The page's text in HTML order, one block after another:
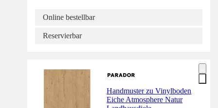
Online bestellbar
Reservierbar
Handmuster zu Vinylboden
Eiche Atmosphere Natur